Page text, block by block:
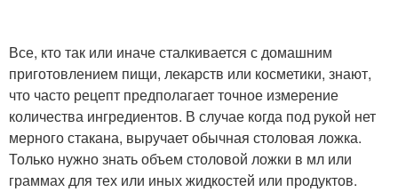
Все, кто так или иначе сталкивается с домашним
приготовлением пищи, лекарств или косметики, знают,
что часто рецепт предполагает точное измерение
количества ингредиентов. В случае когда под рукой нет
мерного стакана, выручает обычная столовая ложка.
Только нужно знать объем столовой ложки в мл или
граммах для тех или иных жидкостей или продуктов.